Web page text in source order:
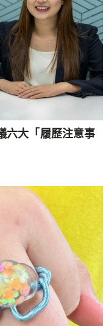
六大「履歷注意事